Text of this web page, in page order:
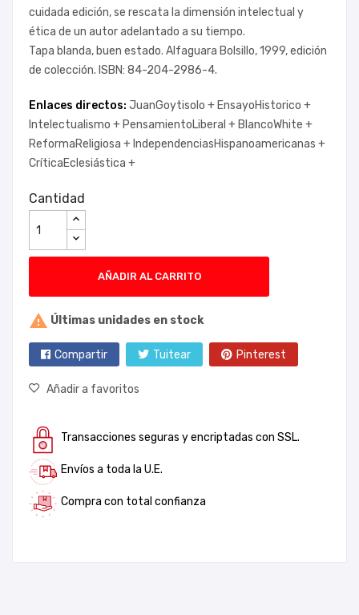
cuidada edición, se rescata la dimensión intelectual y
ética de un autor adelantado a su tiempo.
Tapa blanda, buen estado. Alfaguara Bolsillo, 1999, edición
de colección. ISBN: 84-204-2986-4.
Enlaces directos: JuanGoytisolo + EnsayoHistorico +
Intelectualismo + PensamientoLiberal + BlancoWhite +
ReformaReligiosa + IndependenciasHispanoamericanas +
CríticaEclesiástica +
Cantidad
AÑADIR AL CARRITO
 Últimas unidades en stock
Compartir Tuitear Pinterest
Añadir a favoritos
Transacciones seguras y encriptadas con SSL.
Envíos a toda la U.E.
Compra con total confianza